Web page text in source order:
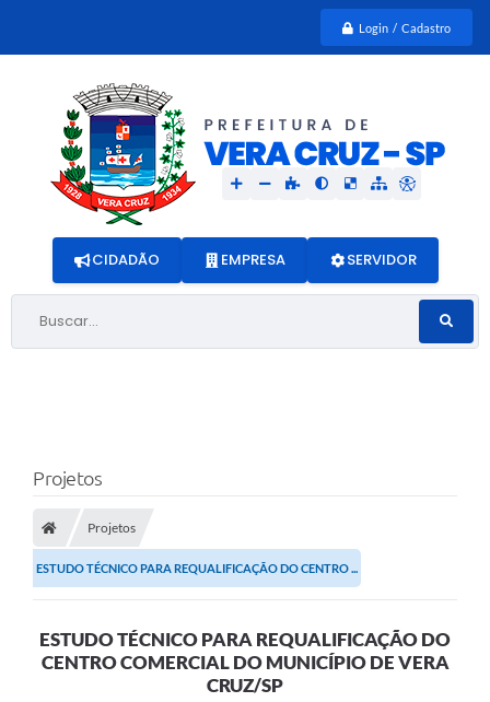
Login / Cadastro
Buscar...
CIDADÃO EMPRESA SERVIDOR
Projetos
Projetos
ESTUDO TÉCNICO PARA REQUALIFICAÇÃO DO CENTRO ...
ESTUDO TÉCNICO PARA REQUALIFICAÇÃO DO
CENTRO COMERCIAL DO MUNICÍPIO DE VERA
CRUZ/SP